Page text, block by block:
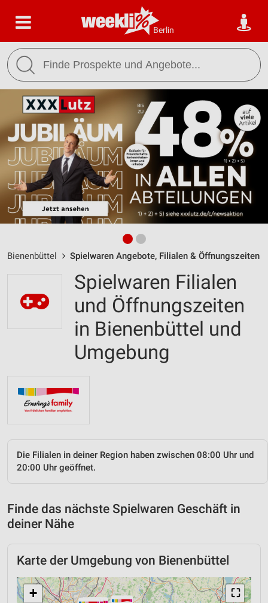
Berlin
Bienenbüttel Spielwaren Angebote, Filialen & Öffnungszeiten
Spielwaren Filialen
und Öffnungszeiten
in Bienenbüttel und
Umgebung
Die Filialen in deiner Region haben zwischen 08:00 Uhr und
20:00 Uhr geöffnet.
Finde das nächste Spielwaren Geschäft in
deiner Nähe
Karte der Umgebung von Bienenbüttel
⛶
+